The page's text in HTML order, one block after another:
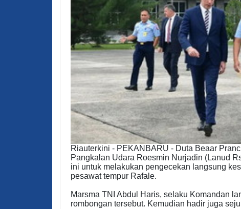
Riauterkini - PEKANBARU - Duta Beaar
Pangkalan Udara Roesmin Nurjadin (Lanud
ini untuk melakukan pengecekan langsung
pesawat tempur Rafale.
Marsma TNI Abdul Haris, selaku Komandan
rombongan tersebut. Kemudian hadir juga